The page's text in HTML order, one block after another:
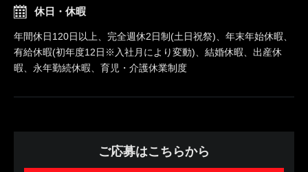
休日・休暇
年間休日120日以上、完全週休2日制(土日祝祭)、年末年始休暇、
有給休暇(初年度12日※入社月により変動)、結婚休暇、出産休
暇、永年勤続休暇、育児・介護休業制度
ご応募はこちらから